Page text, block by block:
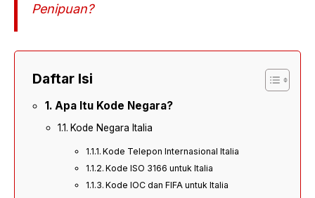
Penipuan?
Daftar Isi
Apa Itu Kode Negara?
Kode Negara Italia
Kode Telepon Internasional Italia
Kode ISO 3166 untuk Italia
Kode IOC dan FIFA untuk Italia